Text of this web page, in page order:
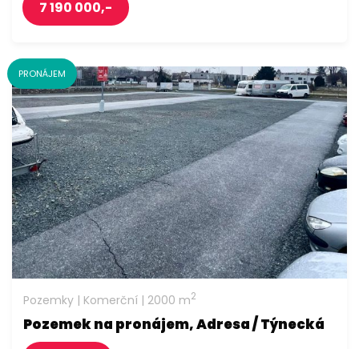
7 190 000,-
PRONÁJEM
Pozemky | Komerční | 2000 m2
Pozemek na pronájem, Adresa / Týnecká